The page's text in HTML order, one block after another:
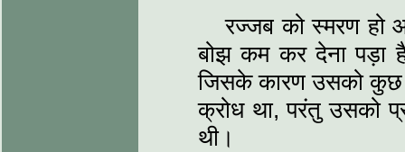
रज्जब को स्मरण हो
बोझ कम कर देना पड़ा
जिसके कारण उसको कुछ
क्रोध था, परंतु उसको
थी।